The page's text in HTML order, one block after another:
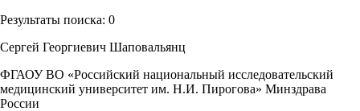
Результаты поиска: 0
Сергей Георгиевич Шаповальянц
ФГАОУ ВО «Российский национальный исследовательский
медицинский университет им. Н.И. Пирогова» Минздрава
России